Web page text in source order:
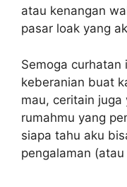
atau kenangan
pasar loak yang
Semoga
keberanian buat
mau, ceritain
rumahmu yang
siapa tahu aku
pengalaman